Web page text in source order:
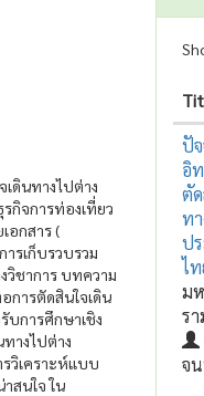
ดินทางไปต่าง
กิจการท่องเที่ยว
อกสาร (
ารเก็บรวบรวม
วิชาการ บทความ
การตัดสินใจเดิน
บการศึกษาเชิง
างไปต่าง
วิเคราะห์แบบ
สนใจ ใน
ปั
อิ
ตั
ท
ป
ไ
ม
ร
จ